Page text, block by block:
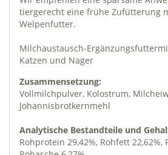
tiergerecht eine frühe Zufütterung
Welpenfutter.
Milchaustausch-
Katzen und Nager
Zusammensetzung:
Vollmilchpulver, Kolostrum,
Johannisbrotkernmehl
Analytische Bestandteile und
Rohprotein 29,42%, Rohfett 22,62%,